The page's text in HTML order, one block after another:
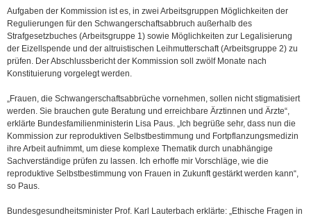
Aufgaben der Kommission ist es, in zwei Arbeitsgruppen Möglichkeiten der
Regulierungen für den Schwangerschaftsabbruch außerhalb des
Strafgesetzbuches (Arbeitsgruppe 1) sowie Möglichkeiten zur Legalisierung
der Eizellspende und der altruistischen Leihmutterschaft (Arbeitsgruppe 2) zu
prüfen. Der Abschlussbericht der Kommission soll zwölf Monate nach
Konstituierung vorgelegt werden.
„Frauen, die Schwangerschaftsabbrüche vornehmen, sollen nicht stigmatisiert
werden. Sie brauchen gute Beratung und erreichbare Ärztinnen und Ärzte“,
erklärte Bundesfamilienministerin Lisa Paus. „Ich begrüße sehr, dass nun die
Kommission zur reproduktiven Selbstbestimmung und Fortpflanzungsmedizin
ihre Arbeit aufnimmt, um diese komplexe Thematik durch unabhängige
Sachverständige prüfen zu lassen. Ich erhoffe mir Vorschläge, wie die
reproduktive Selbstbestimmung von Frauen in Zukunft gestärkt werden kann“,
so Paus.
Bundesgesundheitsminister Prof. Karl Lauterbach erklärte: „Ethische Fragen in